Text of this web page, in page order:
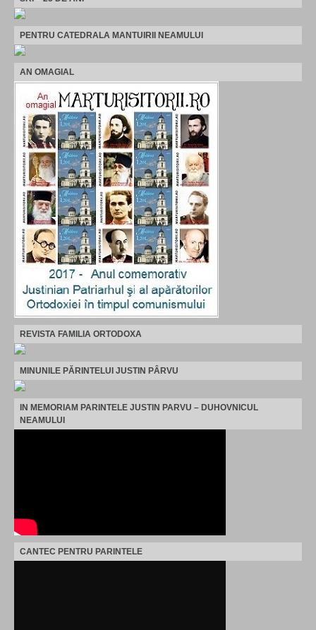
PENTRU CATEDRALA MANTUIRII NEAMULUI
AN OMAGIAL
REVISTA FAMILIA ORTODOXA
MINUNILE PĂRINTELUI JUSTIN PÂRVU
IN MEMORIAM PARINTELE JUSTIN PARVU – DUHOVNICUL
NEAMULUI
CANTEC PENTRU PARINTELE